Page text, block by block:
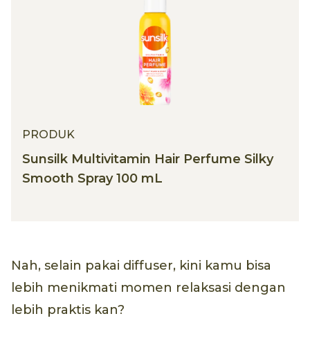
PRODUK
Sunsilk Multivitamin Hair Perfume Silky
Smooth Spray 100 mL
Nah, selain pakai diffuser, kini kamu bisa
lebih menikmati momen relaksasi dengan
lebih praktis kan?